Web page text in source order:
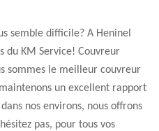
semble difficile? A Heninel
du KM Service! Couvreur
sommes le meilleur couvreur
un excellent rapport
nos environs, nous offrons
pas, pour tous vos